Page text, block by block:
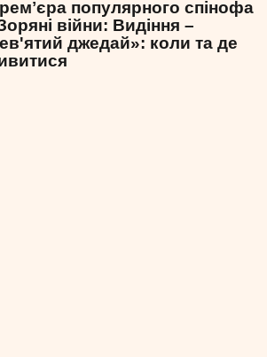
популярного спінофа
війни: Видіння –
джедай»: коли та де